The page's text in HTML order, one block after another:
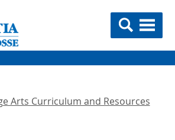
Arts Curriculum and Resources